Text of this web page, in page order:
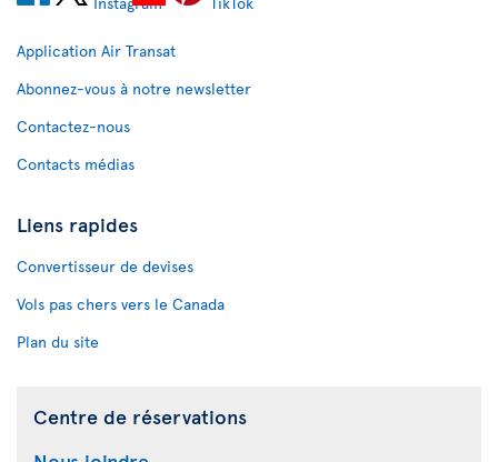
Application Air Transat
Abonnez-vous à notre newsletter
Contactez-nous
Contacts médias
Liens rapides
Convertisseur de devises
Vols pas chers vers le Canada
Plan du site
Centre de réservations